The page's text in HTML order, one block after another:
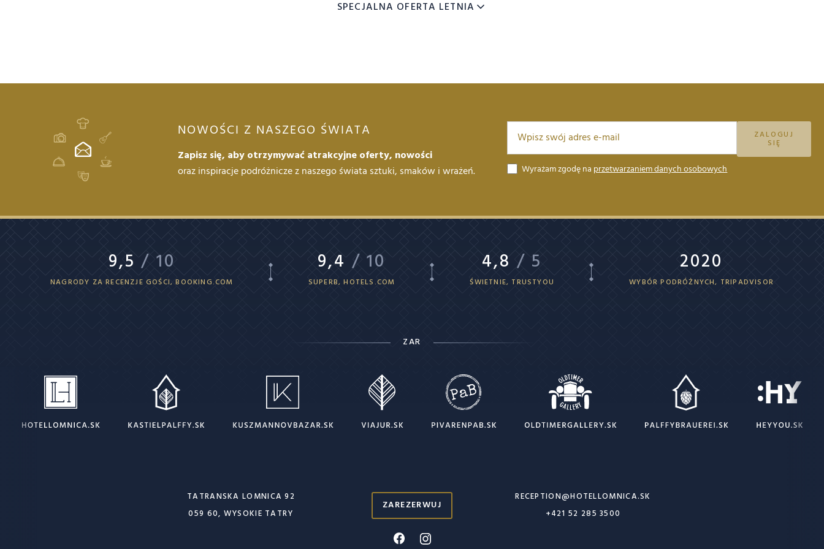
SPECJALNA OFERTA LETNIA
NOWOŚCI Z NASZEGO ŚWIATA
Zapisz się, aby otrzymywać atrakcyjne oferty, nowości
oraz inspiracje podróżnicze z naszego świata sztuki, smaków i wrażeń.
ZALOGUJ
SIĘ
Wyrażam zgodę na przetwarzaniem danych osobowych
9,5 / 10
NAGRODY ZA RECENZJE GOŚCI, BOOKING.COM
9,4 / 10
SUPERB, HOTELS.COM
4,8 / 5
ŚWIETNIE, TRUSTYOU
2020
WYBÓR PODRÓŻNYCH, TRIPADVISOR
ZAR
TATRANSKA LOMNICA 92
059 60, WYSOKIE TATRY
ZAREZERWUJ
RECEPTION@HOTELLOMNICA.SK
+421 52 285 3500
LOMNICA
9 11